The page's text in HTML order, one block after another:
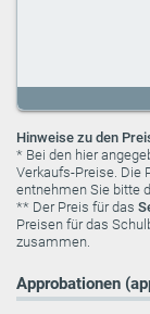
Hinweise zu den
* Bei den hier
Verkaufs-Preise. Die
entnehmen Sie bitte
** Der Preis für das
Preisen für das
zusammen.
Approbationen